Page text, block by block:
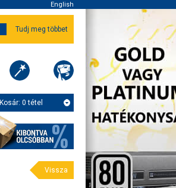
English
Tudj meg többet
Kosár: 0 tétel
Vissza